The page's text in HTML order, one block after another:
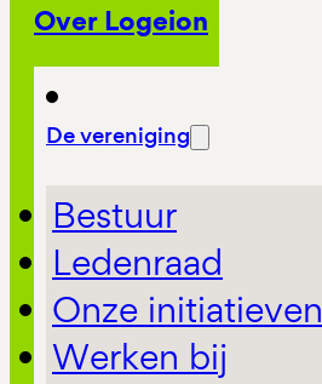
Over Logeion
De vereniging
Bestuur
Ledenraad
Onze initiatieven
Werken bij